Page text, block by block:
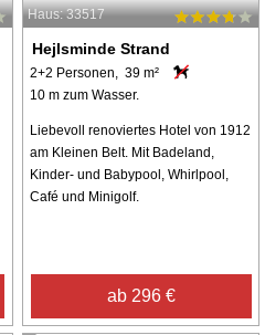
Haus: 33517
Hejlsminde Strand
2+2 Personen, 39 m²
10 m zum Wasser.
Liebevoll renoviertes Hotel von 1912
am Kleinen Belt. Mit Badeland,
Kinder- und Babypool, Whirlpool,
Café und Minigolf.
ab 296 €